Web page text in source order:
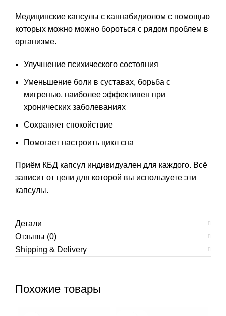
Медицинские капсулы с каннабидиолом с помощью
которых можно можно бороться с рядом проблем в
организме.
Улучшение психического состояния
Уменьшение боли в суставах, борьба с
мигренью, наиболее эффективен при
хронических заболеваниях
Сохраняет спокойствие
Помогает настроить цикл сна
Приём КБД капсул индивидуален для каждого. Всё
зависит от цели для которой вы используете эти
капсулы.
Детали
Отзывы (0)
Shipping & Delivery
Похожие товары